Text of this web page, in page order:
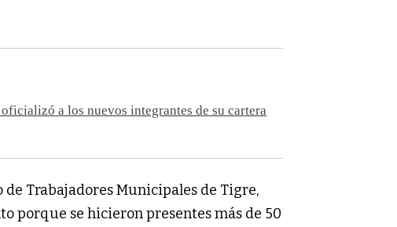
a los nuevos integrantes de su cartera
Trabajadores Municipales de Tigre,
porque se hicieron presentes más de 50